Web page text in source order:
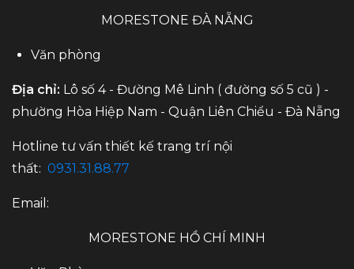
MORESTONE ĐÀ NẴNG
Văn phòng
Địa chỉ: Lô số 4 - Đường Mê Linh ( đường số 5 cũ ) -
phường Hòa Hiệp Nam - Quận Liên Chiểu - Đà Nẵng
Hotline tư vấn thiết kế trang trí nội
thất: 0931.31.88.77
Email:
MORESTONE HỒ CHÍ MINH